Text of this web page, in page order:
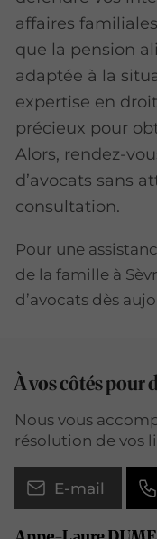
affaires
que la pension
adaptée à la
expertise en
précieux pour
Alors, rendez-
d’avocats sans
consultation.
Pour une
de la famille à
d’avocats dès
À vos côtés pour
Nous vous
résolution de vos
E-mail